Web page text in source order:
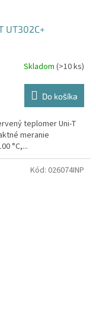
UT302C+
Skladom (>10 ks)
Do košíka
teplomer Uni-T
meranie
°C,...
Kód: 026074INP